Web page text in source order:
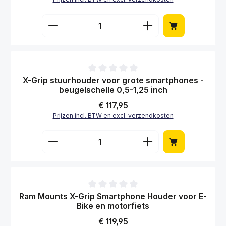
Gemiddelde waardering van 0 van 5 sterren
Ram Mounts X-Grip Smartphone-Houder
Normale prijs:
€ 71,95
Prijzen incl. BTW en excl. verzendkosten